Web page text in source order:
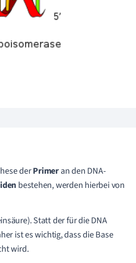
derPrimeran den DNA-
bestehen, werden hierbei von
Statt der für die DNA
ist es wichtig, dass die Base
wird.